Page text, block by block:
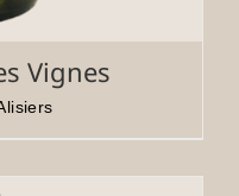
Vignes